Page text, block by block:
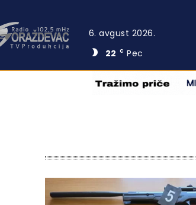
6. avgust 2026.
22
C Pec